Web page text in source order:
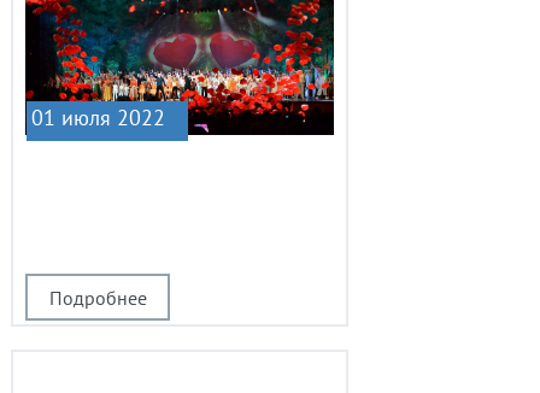
Подробнее
01 июля 2022